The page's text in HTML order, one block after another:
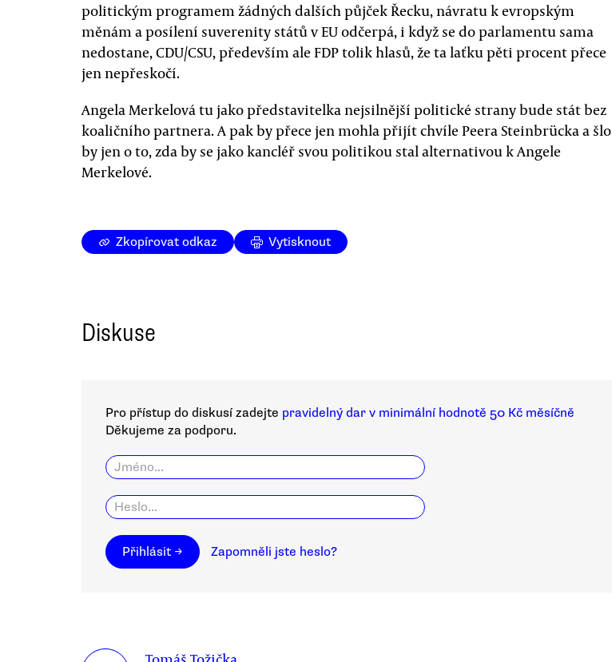
politickým programem žádných dalších půjček Řecku, návratu k evropským
měnám a posílení suverenity států v EU odčerpá, i když se do parlamentu sama
nedostane, CDU/CSU, především ale FDP tolik hlasů, že ta laťku pěti procent přece
jen nepřeskočí.
Angela Merkelová tu jako představitelka nejsilnější politické strany bude stát bez
koaličního partnera. A pak by přece jen mohla přijít chvíle Peera Steinbrücka a šlo
by jen o to, zda by se jako kancléř svou politikou stal alternativou k Angele
Merkelové.
Zkopírovat odkaz Vytisknout
Diskuse
Pro přístup do diskusí zadejte pravidelný dar v minimální hodnotě 50 Kč měsíčně
Děkujeme za podporu.
Přihlásit → Zapomněli jste heslo?